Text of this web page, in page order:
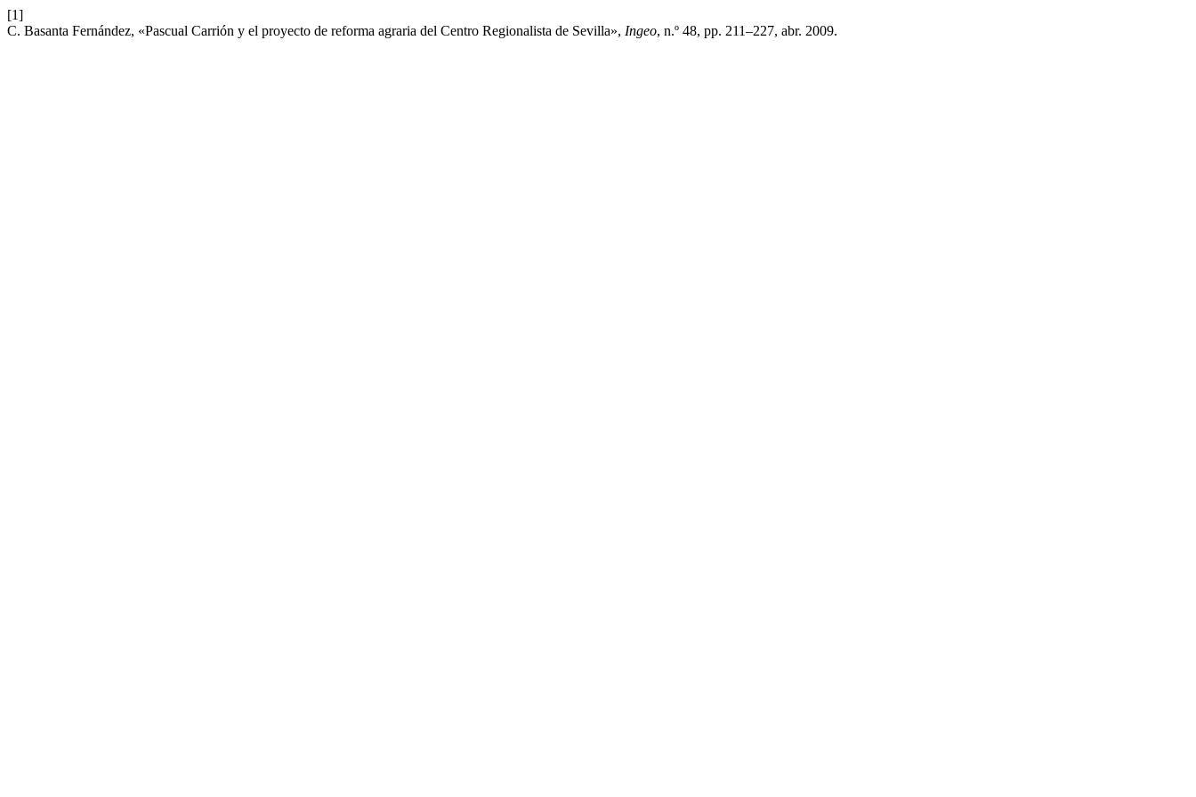
[1]
C. Basanta Fernández, «Pascual Carrión y el proyecto de reforma agraria del Centro Regionalista de Sevilla», Ingeo, n.º 48, pp. 211–227, abr. 2009.